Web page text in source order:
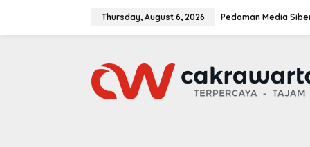
Thursday, August 6, 2026 Pedoman Media